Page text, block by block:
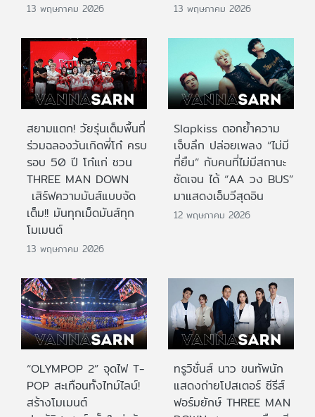
13 พฤษภาคม 2026 13 พฤษภาคม 2026
สยามแตก! วัยรุ่นเต็มพื้นที่
ร่วมฉลองวันเกิดพี่โก๋ ครบ
รอบ 50 ปี โก๋แก่ ชวน
THREE MAN DOWN
เสิร์ฟความมันส์แบบจัด
เต็ม!! มันทุกเม็ดมันส์ทุก
โมเมนต์
13 พฤษภาคม 2026
Slapkiss ตอกย้ำความ
เจ็บลึก ปล่อยเพลง “ไม่มี
ที่ยืน” กับคนที่ไม่มีสถานะ
ชัดเจน ได้ “AA วง BUS”
มาแสดงเอ็มวีสุดอิน
12 พฤษภาคม 2026
“OLYMPOP 2” จุดไฟ T-
POP สะเทือนทั้งไทม์ไลน์!
สร้างโมเมนต์
ทรูวิชั่นส์ นาว ขนทัพนัก
แสดงถ่ายโปสเตอร์ ซีรีส์
ฟอร์มยักษ์ THREE MAN